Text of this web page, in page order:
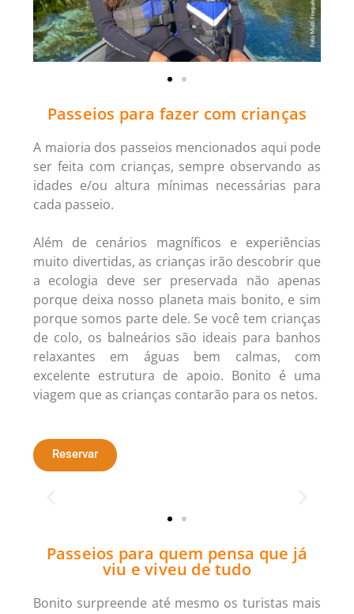
Passeios para fazer com crianças
A maioria dos passeios mencionados aqui pode
ser feita com crianças, sempre observando as
idades e/ou altura mínimas necessárias para
cada passeio.
Além de cenários magníficos e experiências
muito divertidas, as crianças irão descobrir que
a ecologia deve ser preservada não apenas
porque deixa nosso planeta mais bonito, e sim
porque somos parte dele. Se você tem crianças
de colo, os balneários são ideais para banhos
relaxantes em águas bem calmas, com
excelente estrutura de apoio. Bonito é uma
viagem que as crianças contarão para os netos.
Reservar
Passeios para quem pensa que já
viu e viveu de tudo
Bonito surpreende até mesmo os turistas mais